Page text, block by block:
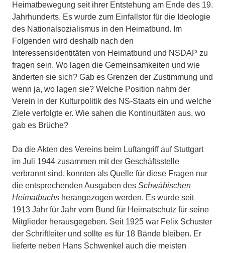
Heimatbewegung seit ihrer Entstehung am Ende des 19.
Jahrhunderts. Es wurde zum Einfallstor für die Ideologie
des Nationalsozialismus in den Heimatbund. Im
Folgenden wird deshalb nach den
Interessensidentitäten von Heimatbund und NSDAP zu
fragen sein. Wo lagen die Gemeinsamkeiten und wie
änderten sie sich? Gab es Grenzen der Zustimmung und
wenn ja, wo lagen sie? Welche Position nahm der
Verein in der Kulturpolitik des NS-Staats ein und welche
Ziele verfolgte er. Wie sahen die Kontinuitäten aus, wo
gab es Brüche?
Da die Akten des Vereins beim Luftangriff auf Stuttgart
im Juli 1944 zusammen mit der Geschäftsstelle
verbrannt sind, konnten als Quelle für diese Fragen nur
die entsprechenden Ausgaben des Schwäbischen
Heimatbuchs herangezogen werden. Es wurde seit
1913 Jahr für Jahr vom Bund für Heimatschutz für seine
Mitglieder herausgegeben. Seit 1925 war Felix Schuster
der Schriftleiter und sollte es für 18 Bände bleiben. Er
lieferte neben Hans Schwenkel auch die meisten